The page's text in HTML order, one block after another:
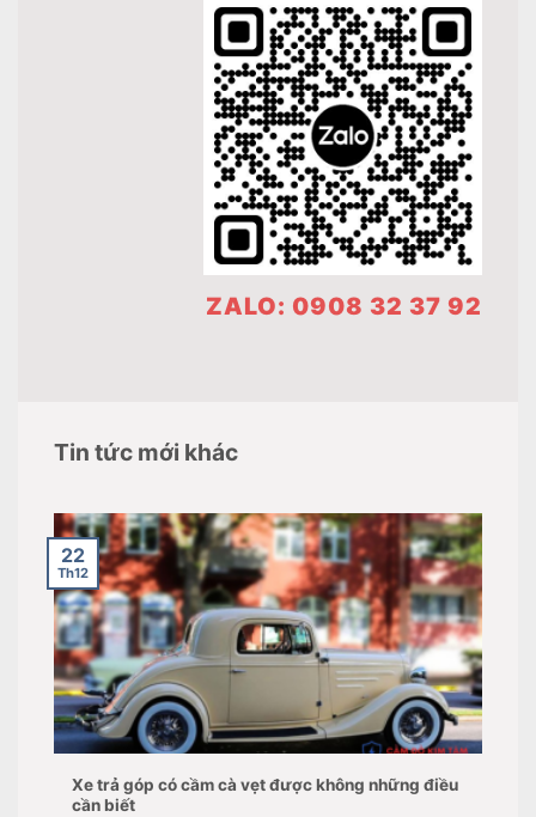
ZALO: 0908 32 37 92
Tin tức mới khác
Xe trả góp có cầm cà vẹt được không những điều
cần biết
22
Th12